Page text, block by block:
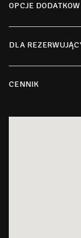
OPCJE
DLA
CENNIK